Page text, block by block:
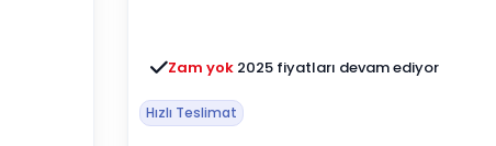
Zam yok 2025 fiyatları devam ediyor
Hızlı Teslimat